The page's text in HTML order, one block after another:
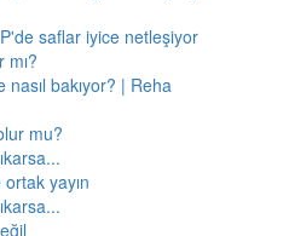
saflar iyice netleşiyor
bakıyor? | Reha
mu?
yayın